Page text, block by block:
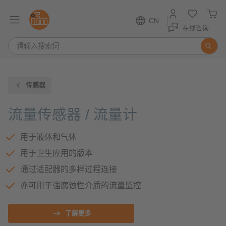
CN
在线咨询
传感器
流量传感器 / 流量计
用于液体和气体
用于卫生应用的版本
通过适配器的多样过程连接
亦可用于强腐蚀性介质的流量监控
了解更多